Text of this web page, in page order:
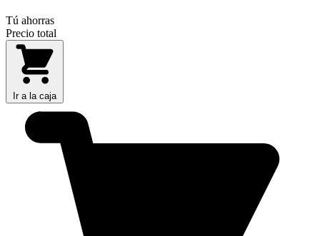
Tú ahorras
Precio total
Ir a la caja